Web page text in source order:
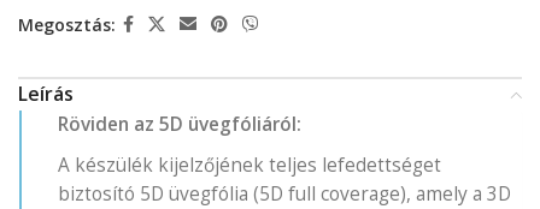
Megosztás:
Leírás
Röviden az 5D üvegfóliáról:
A készülék kijelzőjének teljes lefedettséget
biztosító 5D üvegfólia (5D full coverage), amely a 3D